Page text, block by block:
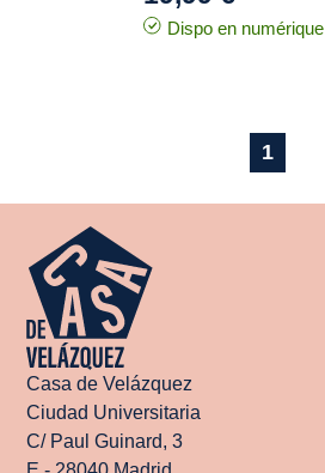
Dispo en numérique
1
Casa de Velázquez
Ciudad Universitaria
C/ Paul Guinard, 3